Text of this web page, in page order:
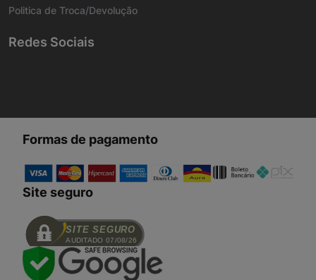
Politica de Troca/Devolução
Redes Sociais
Formas de pagamento
Site seguro
SITE SEGURO
AUDITADO 07/08/26